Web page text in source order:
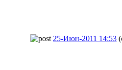
25-Июн-2011 14:53